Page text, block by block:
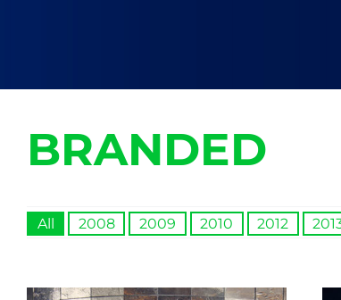
BRANDED
All 2008 2009 2010 2012